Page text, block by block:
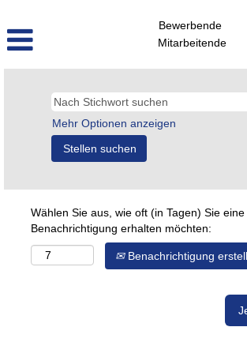
Bewerbende
Mitarbeitende
Mehr Optionen anzeigen
Wählen Sie aus, wie oft (in Tagen) Sie eine
Benachrichtigung erhalten möchten:
Benachrichtigung